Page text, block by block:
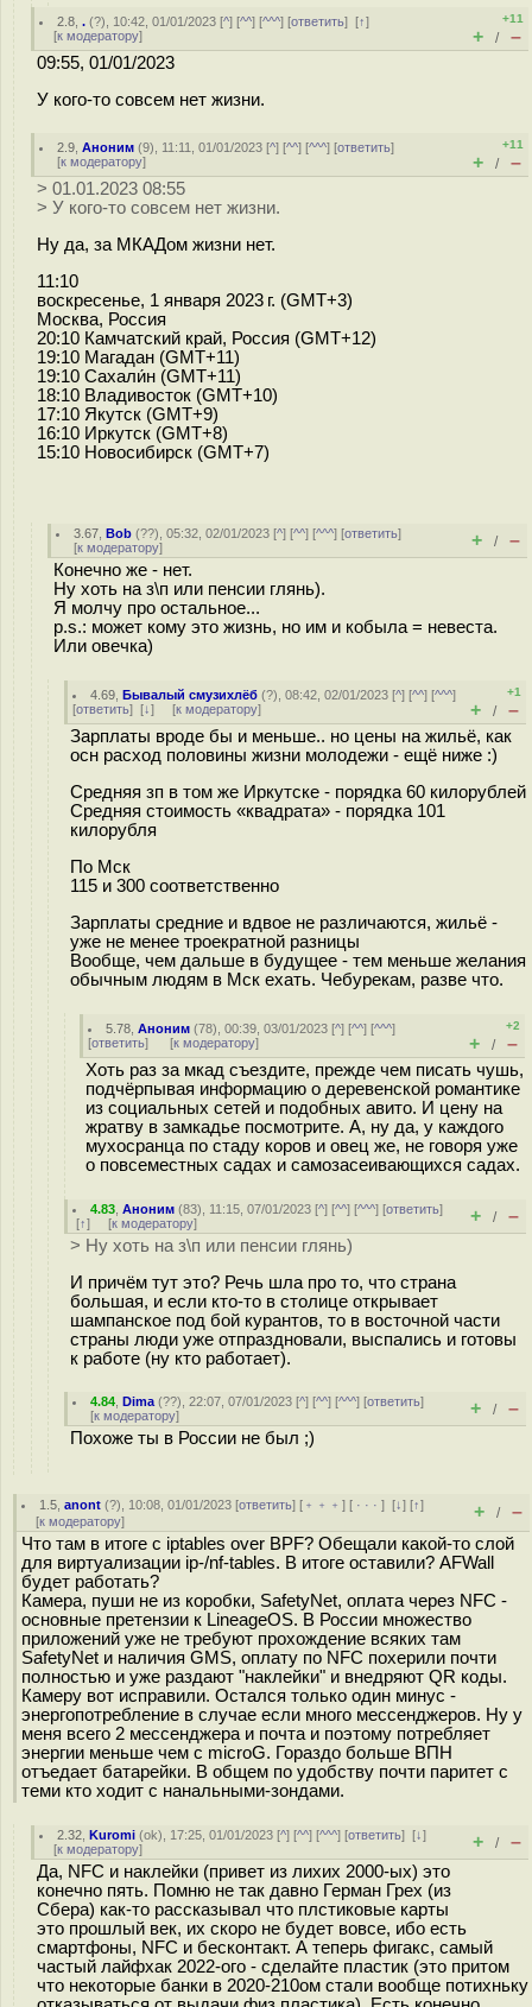
2.8 ,. (?), 10:42, 01/01/2023 [^] [^^] [^^^] [ответить][↑]
[к модератору]
+11
+ / –
09:55, 01/01/2023
У кого-то совсем нет жизни.
2.9 ,Аноним (9), 11:11, 01/01/2023 [^] [^^] [^^^] [ответить]
[к модератору]
+11
+ / –
> 01.01.2023 08:55
> У кого-то совсем нет жизни.
Ну да, за МКАДом жизни нет.
11:10
воскресенье, 1 января 2023 г. (GMT+3)
Москва, Россия
20:10 Камчатский край, Россия (GMT+12)
19:10 Магадан (GMT+11)
19:10 Сахали́н (GMT+11)
18:10 Владивосток (GMT+10)
17:10 Якутск (GMT+9)
16:10 Иркутск (GMT+8)
15:10 Новосибирск (GMT+7)
3.67 ,Bob (??), 05:32, 02/01/2023 [^] [^^] [^^^] [ответить]
[к модератору] + / –
Конечно же - нет.
Ну хоть на з\п или пенсии глянь).
Я молчу про остальное...
p.s.: может кому это жизнь, но им и кобыла = невеста.
Или овечка)
4.69 ,Бывалый смузихлёб (?), 08:42, 02/01/2023 [^] [^^] [^^^]
[ответить] [↓] [к модератору]
+1
+ / –
Зарплаты вроде бы и меньше.. но цены на жильё, как
осн расход половины жизни молодежи - ещё ниже :)
Средняя зп в том же Иркутске - порядка 60 килорублей
Средняя стоимость «квадрата» - порядка 101
килорубля
По Мск
115 и 300 соответственно
Зарплаты средние и вдвое не различаются, жильё -
уже не менее троекратной разницы
Вообще, чем дальше в будущее - тем меньше желания
обычным людям в Мск ехать. Чебурекам, разве что.
5.78 ,Аноним (78), 00:39, 03/01/2023 [^] [^^] [^^^]
[ответить] [к модератору]
+2
+ / –
Хоть раз за мкад съездите, прежде чем писать чушь,
подчёрпывая информацию о деревенской романтике
из социальных сетей и подобных авито. И цену на
жратву в замкадье посмотрите. А, ну да, у каждого
мухосранца по стаду коров и овец же, не говоря уже
о повсеместных садах и самозасеивающихся садах.
4.83 ,Аноним (83), 11:15, 07/01/2023 [^] [^^] [^^^] [ответить]
[↑] [к модератору] + / –
> Ну хоть на з\п или пенсии глянь)
И причём тут это? Речь шла про то, что страна
большая, и если кто-то в столице открывает
шампанское под бой курантов, то в восточной части
страны люди уже отпраздновали, выспались и готовы
к работе (ну кто работает).
4.84 ,Dima (??), 22:07, 07/01/2023 [^] [^^] [^^^] [ответить]
[к модератору] + / –
Похоже ты в России не был ;)
1.5 ,anont (?), 10:08, 01/01/2023 [ответить] [ ﹢﹢﹢] [ · · ·][↓] [↑]
[к модератору] + / –
Что там в итоге с iptables over BPF? Обещали какой-то слой
для виртуализации ip-/nf-tables. В итоге оставили? AFWall
будет работать?
Камера, пуши не из коробки, SafetyNet, оплата через NFC -
основные претензии к LineageOS. В России множество
приложений уже не требуют прохождение всяких там
SafetyNet и наличия GMS, оплату по NFC похерили почти
полностью и уже раздают "наклейки" и внедряют QR коды.
Камеру вот исправили. Остался только один минус -
энергопотребление в случае если много мессенджеров. Ну у
меня всего 2 мессенджера и почта и поэтому потребляет
энергии меньше чем с microG. Гораздо больше ВПН
отъедает батарейки. В общем по удобству почти паритет с
теми кто ходит с нанальными-зондами.
2.32 ,Kuromi (ok), 17:25, 01/01/2023 [^] [^^] [^^^] [ответить][↓]
[к модератору] + / –
Да, NFC и наклейки (привет из лихих 2000-ых) это
конечно пять. Помню не так давно Герман Грех (из
Сбера) как-то рассказывал что плстиковые карты
это прошлый век, их скоро не будет вовсе, ибо есть
смартфоны, NFС и бесконтакт. А теперь фигакс, самый
частый лайфхак 2022-ого - сделайте пластик (это притом
что некоторые банки в 2020-210ом стали вообще потихньку